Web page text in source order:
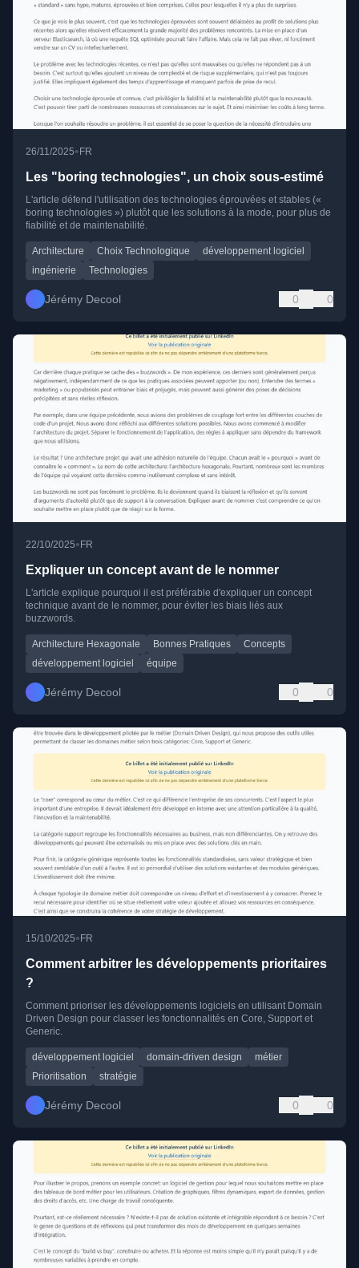
26/11/2025• FR
Les "boring technologies", un choix sous-estimé
L'article défend l'utilisation des technologies éprouvées et stables («
boring technologies ») plutôt que les solutions à la mode, pour plus de
fiabilité et de maintenabilité.
Architecture Choix Technologique
développement logiciel
ingénierie
Technologies
Jérémy Decool 0 0
22/10/2025• FR
Expliquer un concept avant de le nommer
L'article explique pourquoi il est préférable d'expliquer un concept
technique avant de le nommer, pour éviter les biais liés aux
buzzwords.
Architecture Hexagonale Bonnes Pratiques
Concepts
développement logiciel
équipe
Jérémy Decool 0 0
15/10/2025•FR
Comment arbitrer les développements prioritaires
?
Comment prioriser les développements logiciels en utilisant Domain
Driven Design pour classer les fonctionnalités en Core, Support et
Generic.
développement logiciel domain-driven design
métier
Prioritisation
stratégie
Jérémy Decool 0 0